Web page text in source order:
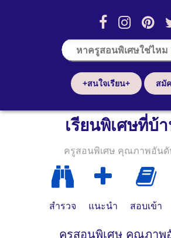
+สนใจเรียน+ สมั
เรียนพิเศษที่บ้
ครูสอนพิเศษ คุณภาพอันดั
สำรวจ แนะนำ สอบเข้า
ครูสอนพิเศษ คุณภาพ